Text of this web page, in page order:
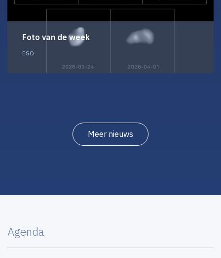
Foto van de week
ESO
Meer nieuws
Agenda